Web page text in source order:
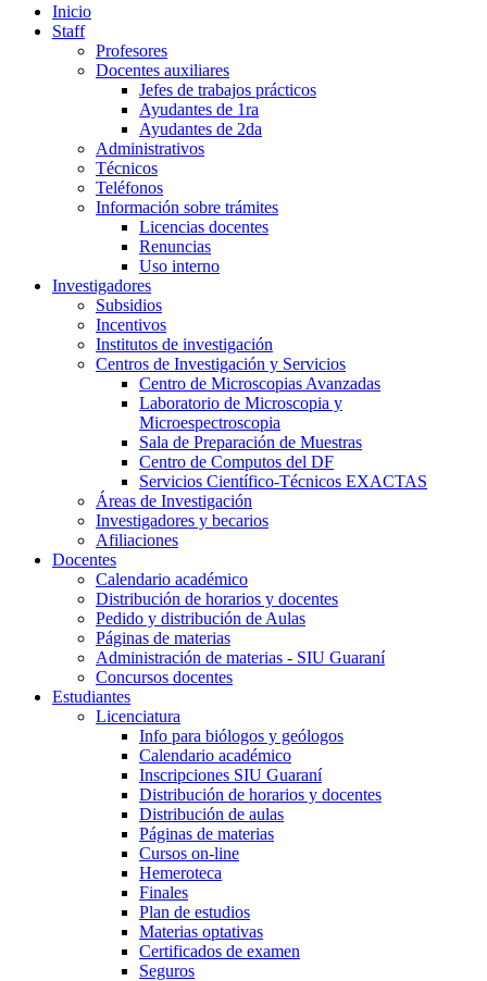
Inicio
Staff
Profesores
Docentes auxiliares
Jefes de trabajos prácticos
Ayudantes de 1ra
Ayudantes de 2da
Administrativos
Técnicos
Teléfonos
Información sobre trámites
Licencias docentes
Renuncias
Uso interno
Investigadores
Subsidios
Incentivos
Institutos de investigación
Centros de Investigación y Servicios
Centro de Microscopias Avanzadas
Laboratorio de Microscopia y
Microespectroscopia
Sala de Preparación de Muestras
Centro de Computos del DF
Servicios Científico-Técnicos EXACTAS
Áreas de Investigación
Investigadores y becarios
Afiliaciones
Docentes
Calendario académico
Distribución de horarios y docentes
Pedido y distribución de Aulas
Páginas de materias
Administración de materias - SIU Guaraní
Concursos docentes
Estudiantes
Licenciatura
Info para biólogos y geólogos
Calendario académico
Inscripciones SIU Guaraní
Distribución de horarios y docentes
Distribución de aulas
Páginas de materias
Cursos on-line
Hemeroteca
Finales
Plan de estudios
Materias optativas
Certificados de examen
Seguros